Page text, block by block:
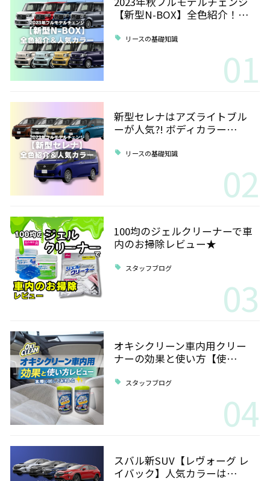
【新型N-BOX】全色紹介！…
リースの基礎知識
01
新型セレナはアズライトブル
ーが人気?! ボディカラー…
リースの基礎知識
02
100均のジェルクリーナーで車
内のお掃除レビュー★
スタッフブログ
03
オキシクリーン車内用クリー
ナーの効果と使い方【使…
スタッフブログ
04
スバル新SUV【レヴォーグ レ
イバック】人気カラーは…